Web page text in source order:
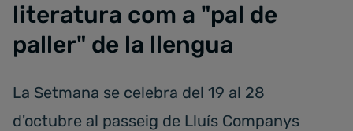
literatura com a "pal de
paller" de la llengua
La Setmana se celebra del 19 al 28
d'octubre al passeig de Lluís Companys